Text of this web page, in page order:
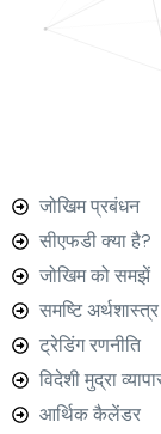
जोखिम प्रबंधन
सीएफडी क्या है?
जोखिम को समझें
समष्टि अर्थशास्त्र
ट्रेडिंग रणनीति
विदेशी मुद्रा
आर्थिक कैलेंडर